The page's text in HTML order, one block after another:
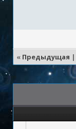
« Предыдущая |